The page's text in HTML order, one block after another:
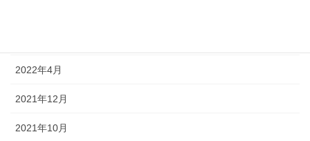
2022年4月
2021年12月
2021年10月